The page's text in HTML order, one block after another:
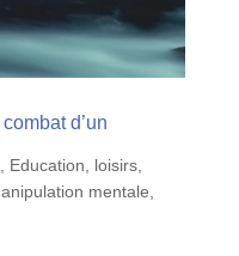
d’un
Education, loisirs,
mentale